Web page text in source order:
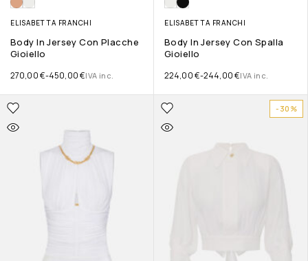
ELISABETTA FRANCHI
Body In Jersey Con Placche
Gioiello
270,00€-450,00€IVA inc.
ELISABETTA FRANCHI
Body In Jersey Con Spalla
Gioiello
224,00€-244,00€IVA inc.
-30%